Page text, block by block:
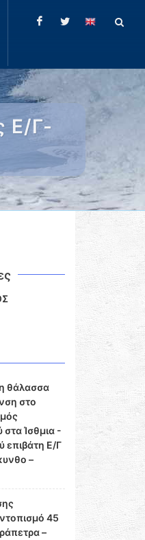
Ε/Γ-
θάλασσα
στο
στα Ίσθμια -
επιβάτη Ε/Γ
–
45
–